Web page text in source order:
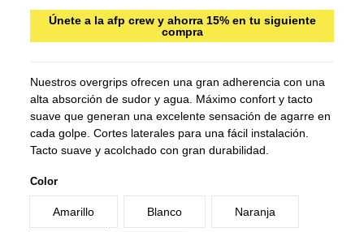
Únete a la afp crew y ahorra 15% en tu siguiente
compra
Nuestros overgrips ofrecen una gran adherencia con una
alta absorción de sudor y agua. Máximo confort y tacto
suave que generan una excelente sensación de agarre en
cada golpe. Cortes laterales para una fácil instalación.
Tacto suave y acolchado con gran durabilidad.
Color
Amarillo Blanco Naranja